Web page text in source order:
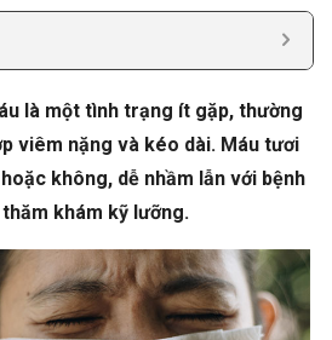
là một tình trạng ít gặp, thường
viêm nặng và kéo dài. Máu tươi
không, dễ nhầm lẫn với bệnh
khám kỹ lưỡng.